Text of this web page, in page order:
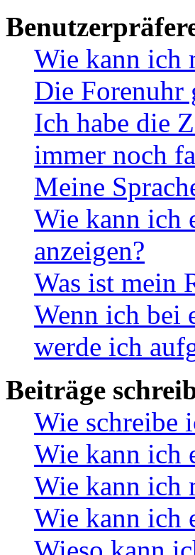
Wie kann ich
Die Forenuhr
Ich habe die
immer noch
Meine
Wie kann ich
anzeigen?
Was ist mein
Wenn ich bei
werde ich
Beiträge
Wie schreibe
Wie kann ich
Wie kann ich
Wie kann ich